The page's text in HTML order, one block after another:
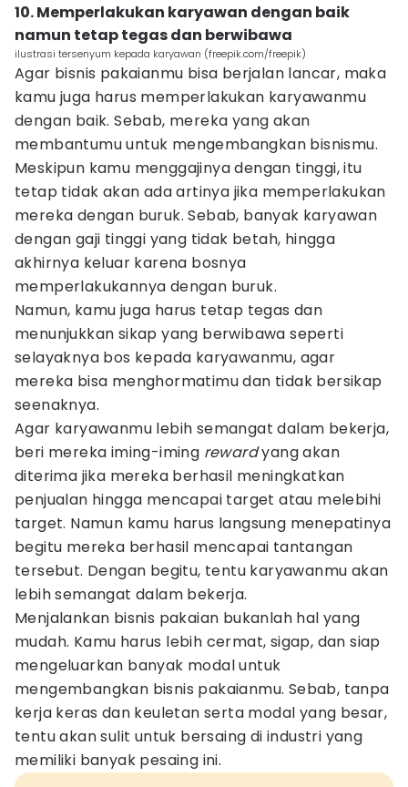
10. Memperlakukan karyawan dengan baik
namun tetap tegas dan berwibawa
ilustrasi tersenyum kepada karyawan (freepik.com/freepik)
Agar bisnis pakaianmu bisa berjalan lancar, maka
kamu juga harus memperlakukan karyawanmu
dengan baik. Sebab, mereka yang akan
membantumu untuk mengembangkan bisnismu.
Meskipun kamu menggajinya dengan tinggi, itu
tetap tidak akan ada artinya jika memperlakukan
mereka dengan buruk. Sebab, banyak karyawan
dengan gaji tinggi yang tidak betah, hingga
akhirnya keluar karena bosnya
memperlakukannya dengan buruk.
Namun, kamu juga harus tetap tegas dan
menunjukkan sikap yang berwibawa seperti
selayaknya bos kepada karyawanmu, agar
mereka bisa menghormatimu dan tidak bersikap
seenaknya.
Agar karyawanmu lebih semangat dalam bekerja,
beri mereka iming-iming rewardyang akan
diterima jika mereka berhasil meningkatkan
penjualan hingga mencapai target atau melebihi
target. Namun kamu harus langsung menepatinya
begitu mereka berhasil mencapai tantangan
tersebut. Dengan begitu, tentu karyawanmu akan
lebih semangat dalam bekerja.
Menjalankan bisnis pakaian bukanlah hal yang
mudah. Kamu harus lebih cermat, sigap, dan siap
mengeluarkan banyak modal untuk
mengembangkan bisnis pakaianmu. Sebab, tanpa
kerja keras dan keuletan serta modal yang besar,
tentu akan sulit untuk bersaing di industri yang
memiliki banyak pesaing ini.